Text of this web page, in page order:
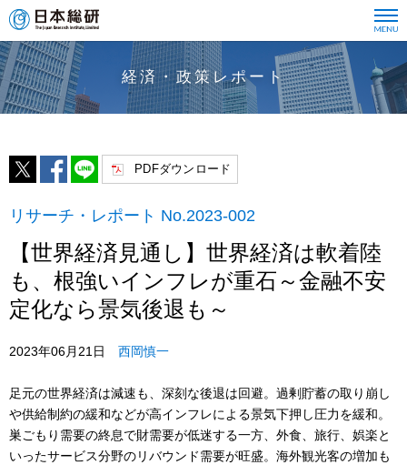
経済・政策レポート
PDFダウンロード
リサーチ・レポート No.2023-002
【世界経済見通し】世界経済は軟着陸
も、根強いインフレが重石～金融不安
定化なら景気後退も～
2023年06月21日 西岡慎一
足元の世界経済は減速も、深刻な後退は回避。過剰貯蓄の取り崩し
や供給制約の緩和などが高インフレによる景気下押し圧力を緩和。
巣ごもり需要の終息で財需要が低迷する一方、外食、旅行、娯楽と
いったサービス分野のリバウンド需要が旺盛。海外観光客の増加も